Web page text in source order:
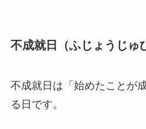
不成就日（ふじょうじゅ
不成就日は「始めたことが
る日です。